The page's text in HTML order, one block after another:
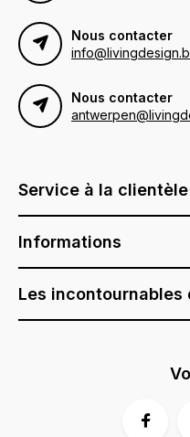
Nous contacter
Nous contacter
Service à la clientèle
Informations
Les